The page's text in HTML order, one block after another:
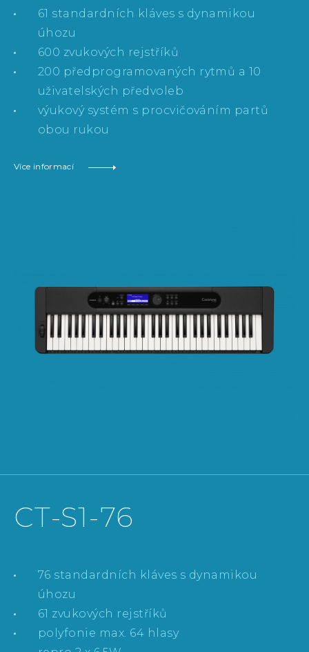
61 standardních kláves s dynamikou
úhozu
600 zvukových rejstříků
200 předprogramovaných rytmů a 10
uživatelských předvoleb
výukový systém s procvičováním partů
obou rukou
Více informací
CT-S1-76
76 standardních kláves s dynamikou
úhozu
61 zvukových rejstříků
polyfonie max. 64 hlasy